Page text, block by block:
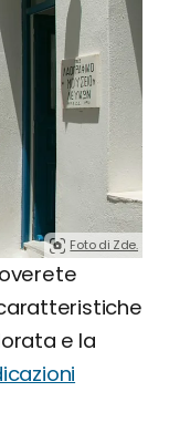
Foto di Zde.
e la